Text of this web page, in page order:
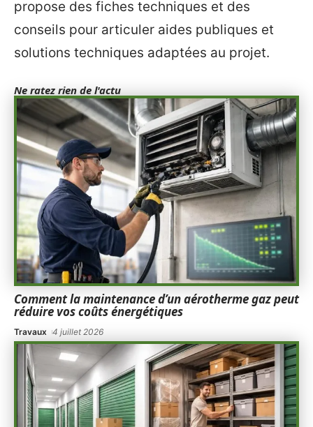
propose des fiches techniques et des
conseils pour articuler aides publiques et
solutions techniques adaptées au projet.
Ne ratez rien de l'actu
Comment la maintenance d’un aérotherme gaz peut
réduire vos coûts énergétiques
Travaux 4 juillet 2026